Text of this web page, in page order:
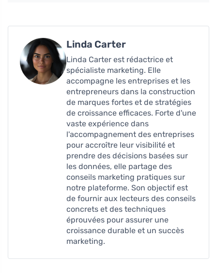
Linda Carter
Linda Carter est rédactrice et
spécialiste marketing. Elle
accompagne les entreprises et les
entrepreneurs dans la construction
de marques fortes et de stratégies
de croissance efficaces. Forte d'une
vaste expérience dans
l'accompagnement des entreprises
pour accroître leur visibilité et
prendre des décisions basées sur
les données, elle partage des
conseils marketing pratiques sur
notre plateforme. Son objectif est
de fournir aux lecteurs des conseils
concrets et des techniques
éprouvées pour assurer une
croissance durable et un succès
marketing.